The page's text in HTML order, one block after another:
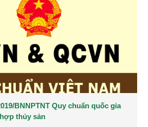
BNNPTNT Quy chuẩn quốc gia
thủy sản